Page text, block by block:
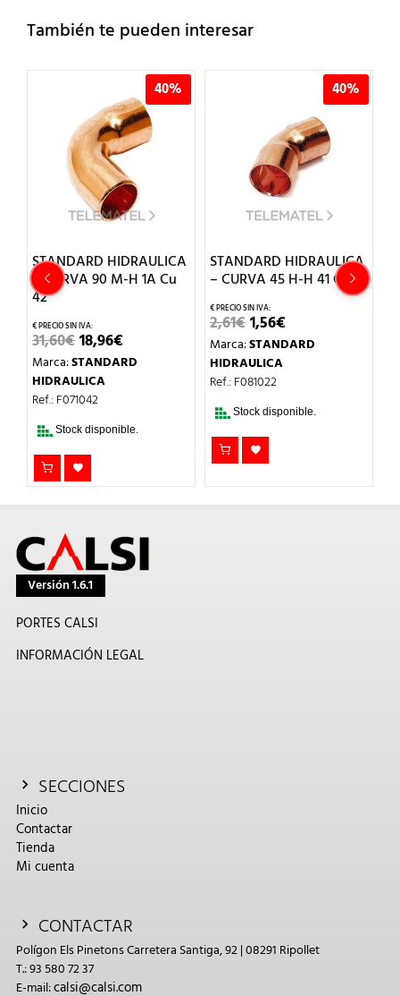
También te pueden interesar
40%
STANDARD HIDRAULICA
– CURVA 90 M-H 1A Cu
42
31,60€EL
PRECIO
ORIGINAL
ERA:
31,60€.
18,96€PRECIO
ACTUAL
Marca:STANDARD
HIDRAULICA
Ref.: F071042
Stock disponible.
40%
STANDARD HIDRAULICA
– CURVA 45 H-H 41 Cu 22
2,61€EL
PRECIO
ORIGINAL
ERA:
2,61€.
1,56€PRECIO
ACTUAL
Marca:STANDARD
HIDRAULICA
Ref.: F081022
Stock disponible.
Versión 1.6.1
PORTES CALSI
INFORMACIÓN LEGAL
SECCIONES
Inicio
Contactar
Tienda
Mi cuenta
CONTACTAR
Polígon Els Pinetons Carretera Santiga, 92 | 08291 Ripollet
T.: 93 580 72 37
E-mail:calsi@calsi.com